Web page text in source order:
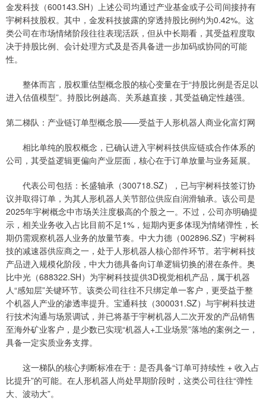
金发科技（600143.SH）上述公司均通过产业基金或子公司间接持有
宇树科技股权。其中，金发科技披露的穿透持股比例约为0.42%。这
类公司在市场情绪阶段往往表现活跃，但从中长期看，其受益程度取
决于持股比例、会计处理方式及是否具备进一步加码或协同的可能
性。
整体而言，股权重估型概念股的核心变量在于“持股比例是否足以
进入估值模型”。持股比例越高、关系越直接，其受益确定性越强。
第二梯队：产业链订单型概念股——受益于人形机器人商业化富灯网
相比单纯的股权概念，已确认进入宇树科技供应链或合作体系的
公司，其受益逻辑更偏向产业层面，核心在于订单放量与业务延展。
代表公司包括：长盛轴承（300718.SZ），已与宇树科技签订协
议并取得订单，为其人形机器人关节部位供应自润滑轴承。该公司是
2025年宇树概念中市场关注度极高的个股之一。不过，公司亦明确提
示，相关业务收入占比目前不足1%，短期内更多体现为情绪弹性，长
期仍需观察机器人业务的放量节奏。中大力德（002896.SZ）宇树科
技的减速器供应商之一，处于人形机器人核心部件环节。若宇树科技
产品进入规模化阶段，中大力德具备向订单逻辑切换的潜在条件。奥
比中光（688322.SH）为宇树科技提供3D视觉相机产品，属于机器
人“感知层”关键环节。该类公司往往不只绑定单一客户，更受益于整
个机器人产业的渗透率提升。宝通科技（300031.SZ）与宇树科技进
行技术沟通与场景调试，并已将基于宇树机器人二次开发的产品销售
至海外矿业客户，是少数已实现“机器人+工业场景”落地的案例之一，
具备一定实质业务支撑。
这一梯队的核心判断标准在于：是否具备“订单可持续性 + 收入占
比提升”的可能。在人形机器人尚处早期阶段时，这类公司往往“弹性
大、波动大”。